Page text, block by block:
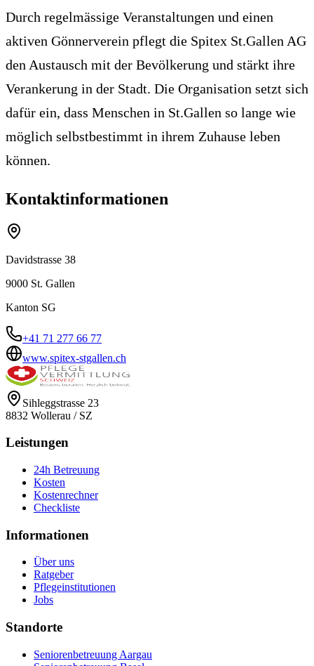
Durch regelmässige Veranstaltungen und einen
aktiven Gönnerverein pflegt die Spitex St.Gallen AG
den Austausch mit der Bevölkerung und stärkt ihre
Verankerung in der Stadt. Die Organisation setzt sich
dafür ein, dass Menschen in St.Gallen so lange wie
möglich selbstbestimmt in ihrem Zuhause leben
können.
Kontaktinformationen
Davidstrasse 38
9000 St. Gallen
Kanton SG
+41 71 277 66 77
www.spitex-stgallen.ch
Sihleggstrasse 23
8832 Wollerau / SZ
Leistungen
24h Betreuung
Kosten
Kostenrechner
Checkliste
Informationen
Über uns
Ratgeber
Pflegeinstitutionen
Jobs
Standorte
Seniorenbetreuung Aargau